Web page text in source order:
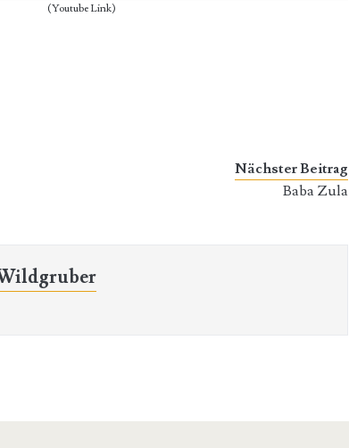
(Youtube Link)
Nächster Beitrag
Baba Zula